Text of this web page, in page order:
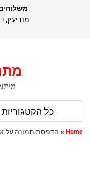
מודיעין, דם
Home
» הדפסת תמונה על